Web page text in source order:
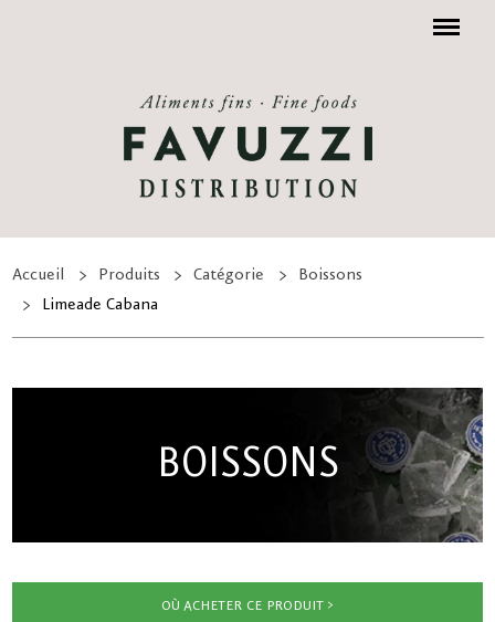
Menu
Accueil Produits Catégorie
Boissons
Limeade Cabana
BOISSONS
OÙ ACHETER CE PRODUIT